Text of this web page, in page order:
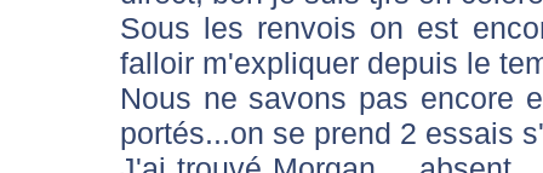
Sous les renvois on est
falloir m'expliquer depuis le
Nous ne savons pas encore
portés...on se prend 2 essais